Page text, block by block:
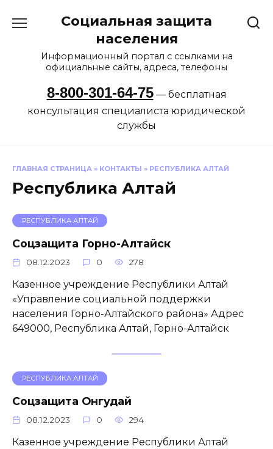
Социальная защита
населения
Информационный портал с ссылками на
официальные сайты, адреса, телефоны
8-800-301-64-75— бесплатная
консультация специалиста юридической
службы
ГЛАВНАЯ СТРАНИЦА » КОНТАКТЫ » РЕСПУБЛИКА АЛТАЙ
Республика Алтай
РЕСПУБЛИКА АЛТАЙ
Соцзащита Горно-Алтайск
08.12.2023 0 278
Казенное учреждение Республики Алтай
«Управление социальной поддержки
населения Горно-Алтайского района» Адрес
649000, Республика Алтай, Горно-Алтайск
РЕСПУБЛИКА АЛТАЙ
Соцзащита Онгудай
08.12.2023 0 294
Казенное учреждение Республики Алтай